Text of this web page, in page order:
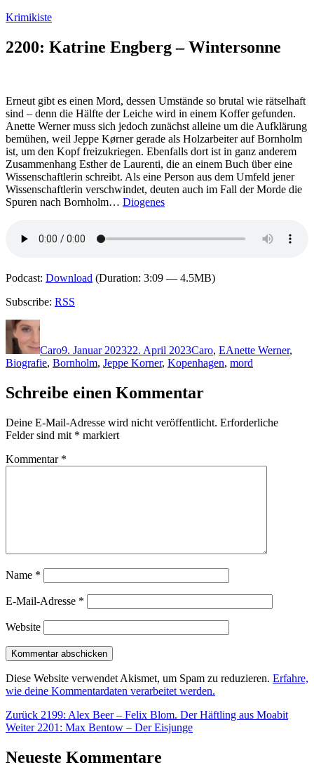
Zum
springen
Krimikiste
2200: Katrine Engberg – Wintersonne
Erneut gibt es einen Mord, dessen Umstände so brutal wie rätselhaft
sind – denn die Hälfte der Leiche wird in einem Koffer gefunden.
Anette Werner muss sich jedoch zunächst alleine um die Aufklärung
bemühen, weil Jeppe Kørner gerade als Holzarbeiter auf Bornholm
ist, um den Kopf freizukriegen. Ebenfalls dort ist in ganz anderem
Zusammenhang Esther de Laurenti, die an einem Buch über eine
Wissenschaftlerin schreibt. Als eine Person aus dem Umfeld jener
Wissenschaftlerin verschwindet, deuten auch im Fall der Morde die
Spuren nach Bornholm… Diogenes
Podcast: Download (Duration: 3:09 — 4.5MB)
Subscribe: RSS
Autor
Caro9. Januar 202322. April 2023Caro, EAnette Werner,
Biografie, Bornholm, Jeppe Korner, Kopenhagen, mord
Schreibe einen Kommentar
Deine E-Mail-Adresse wird nicht veröffentlicht. Erforderliche
Felder sind mit * markiert
Kommentar *
Name *
E-Mail-Adresse *
Website
Diese Website verwendet Akismet, um Spam zu reduzieren. Erfahre,
wie deine Kommentardaten verarbeitet werden.
Beitragsnavigation
Zurück Vorheriger
Beitrag:
2199: Alex Beer – Felix Blom. Der Häftling aus Moabit
Weiter Nächster
2201: Max Bentow – Der Eisjunge
Neueste Kommentare